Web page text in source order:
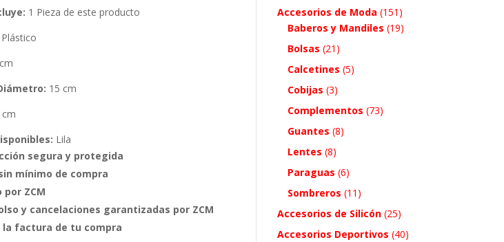
1 Pieza de este producto
Plástico
15 cm
cm
Lila
segura y protegida
mínimo de compra
por ZCM
y cancelaciones garantizadas por ZCM
la factura de tu compra
Accesorios de Moda (151)
Baberos y Mandiles (19)
Bolsas (21)
Calcetines (5)
Cobijas (3)
Complementos (73)
Guantes (8)
Lentes (8)
Paraguas (6)
Sombreros (11)
Accesorios de Silicón (25)
Accesorios Deportivos (40)